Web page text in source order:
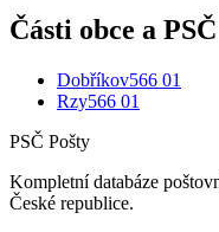
Části obce a PSČ
Dobříkov566 01
Rzy566 01
PSČ Pošty
Kompletní databáze
České republice.